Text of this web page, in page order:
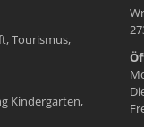
Tourismus,
Kindergarten,